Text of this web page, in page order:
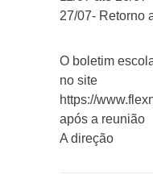
27/07- Retorno
O boletim
no site
https://
após a reunião
A direção